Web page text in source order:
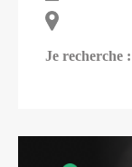
Je recherche :